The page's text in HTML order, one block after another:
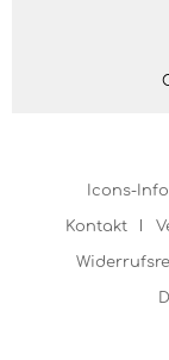
Icons-
Kontakt